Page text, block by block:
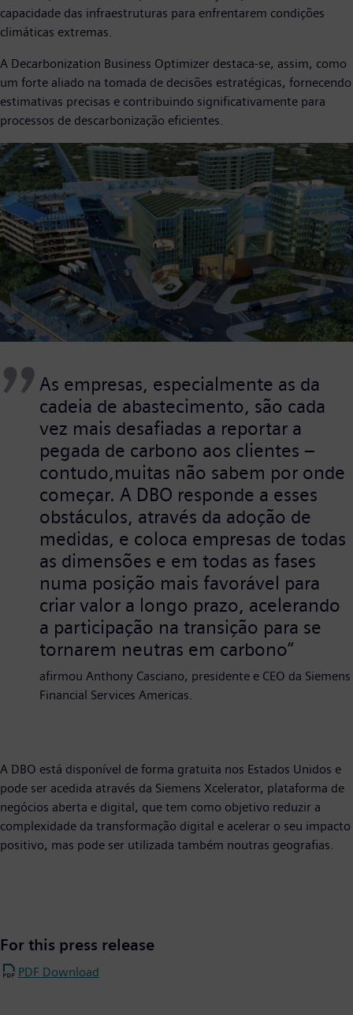
capacidade das infraestruturas para enfrentarem condições
climáticas extremas.
A Decarbonization Business Optimizer destaca-se, assim, como
um forte aliado na tomada de decisões estratégicas, fornecendo
estimativas precisas e contribuindo significativamente para
processos de descarbonização eficientes.
As empresas, especialmente as da
cadeia de abastecimento, são cada
vez mais desafiadas a reportar a
pegada de carbono aos clientes –
contudo,muitas não sabem por onde
começar. A DBO responde a esses
obstáculos, através da adoção de
medidas, e coloca empresas de todas
as dimensões e em todas as fases
numa posição mais favorável para
criar valor a longo prazo, acelerando
a participação na transição para se
tornarem neutras em carbono”
afirmou Anthony Casciano, presidente e CEO da Siemens
Financial Services Americas.
A DBO está disponível de forma gratuita nos Estados Unidos e
pode ser acedida através da Siemens Xcelerator, plataforma de
negócios aberta e digital, que tem como objetivo reduzir a
complexidade da transformação digital e acelerar o seu impacto
positivo, mas pode ser utilizada também noutras geografias.
For this press release
PDF Download